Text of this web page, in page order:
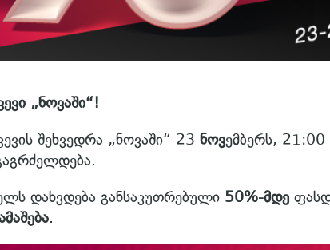
„ნოვაში“!
შეხვედრა „ნოვაში“ 23 ნოვემბერს, 21:00
დახვდება განსაკუთრებული 50%-მდე
.